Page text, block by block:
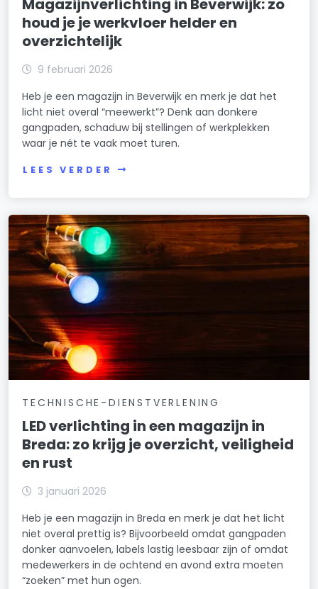
Magazijnverlichting in Beverwijk: zo
houd je je werkvloer helder en
overzichtelijk
9 februari 2026
Heb je een magazijn in Beverwijk en merk je dat het
licht niet overal “meewerkt”? Denk aan donkere
gangpaden, schaduw bij stellingen of werkplekken
waar je nét te vaak moet turen.
LEES VERDER
TECHNISCHE-DIENSTVERLENING
LED verlichting in een magazijn in
Breda: zo krijg je overzicht, veiligheid
en rust
3 januari 2026
Heb je een magazijn in Breda en merk je dat het licht
niet overal prettig is? Bijvoorbeeld omdat gangpaden
donker aanvoelen, labels lastig leesbaar zijn of omdat
medewerkers in de ochtend en avond extra moeten
“zoeken” met hun ogen.